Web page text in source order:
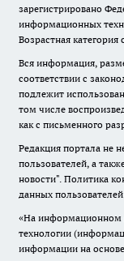
зарегистрировано
информационных
Возрастная категория
Вся информация,
соответствии с
подлежит
том числе
как с письменного
Редакция портала не
пользователей, а
новости". Политика
данных пользователей
«На информационном
технологии
информации на